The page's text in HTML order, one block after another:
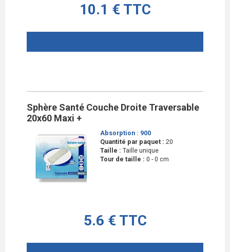
10.1 € TTC
Sphère Santé Couche Droite Traversable
20x60 Maxi +
Absorption : 900
Quantité par paquet : 20
Taille : Taille unique
Tour de taille : 0 - 0 cm
5.6 € TTC